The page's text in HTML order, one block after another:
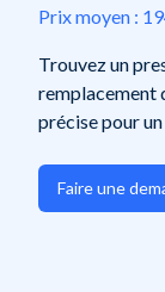
Prix moyen :
Trouvez un
remplacement
précise pour
Faire une